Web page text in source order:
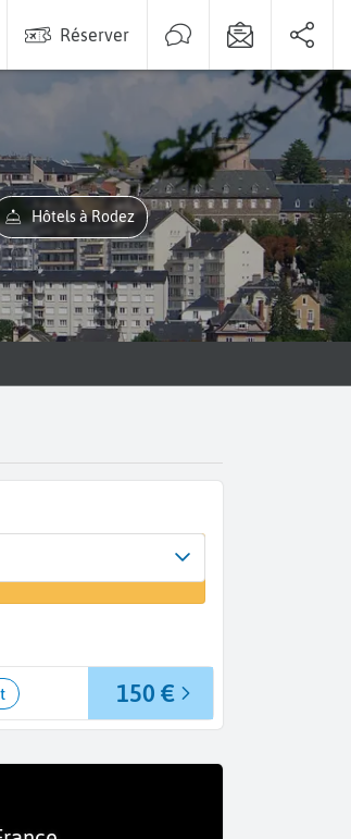
Réserver
Hôtels à Rodez
150 €